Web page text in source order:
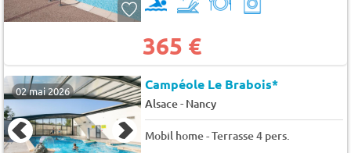
365 €
02 mai 2026 Campéole Le Brabois*
Alsace- Nancy
Mobil home - Terrasse 4 pers.